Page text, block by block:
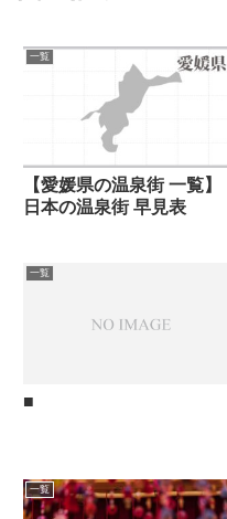
一覧
【愛媛県の温泉街 一覧】
日本の温泉街 早見表
一覧
■
一覧